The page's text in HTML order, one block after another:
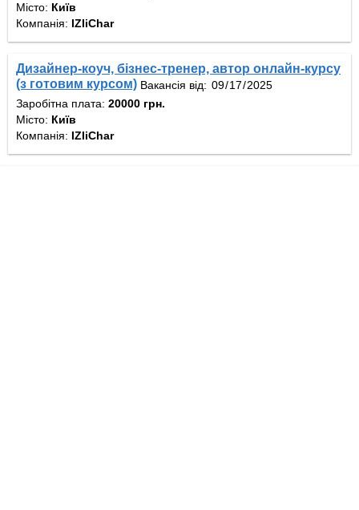
Місто: Київ
Компанія: IZIiChar
Дизайнер-коуч, бізнес-тренер, автор онлайн-курсу
(з готовим курсом) Вакансія від:
Заробітна плата: 20000 грн.
Місто: Київ
Компанія: IZIiChar